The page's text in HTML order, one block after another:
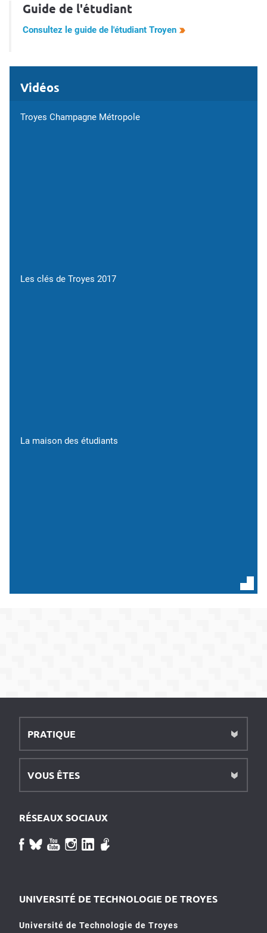
Guide de l'étudiant
Consultez le guide de l'étudiant Troyen
Vidéos
Troyes Champagne Métropole
Les clés de Troyes 2017
La maison des étudiants
PRATIQUE
VOUS ÊTES
RÉSEAUX SOCIAUX
UNIVERSITÉ DE TECHNOLOGIE DE TROYES
Université de Technologie de Troyes